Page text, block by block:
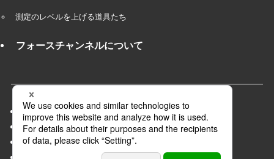
測定のレベルを上げる道具たち
フォースチャンネルについて
会社概要
プライバシーポリシー
採用情報